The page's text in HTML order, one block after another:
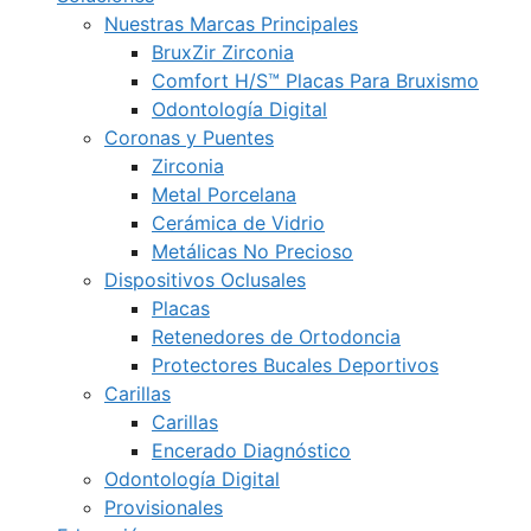
Nuestras Marcas Principales
BruxZir Zirconia
Comfort H/S™ Placas Para Bruxismo
Odontología Digital
Coronas y Puentes
Zirconia
Metal Porcelana
Cerámica de Vidrio
Metálicas No Precioso
Dispositivos Oclusales
Placas
Retenedores de Ortodoncia
Protectores Bucales Deportivos
Carillas
Carillas
Encerado Diagnóstico
Odontología Digital
Provisionales